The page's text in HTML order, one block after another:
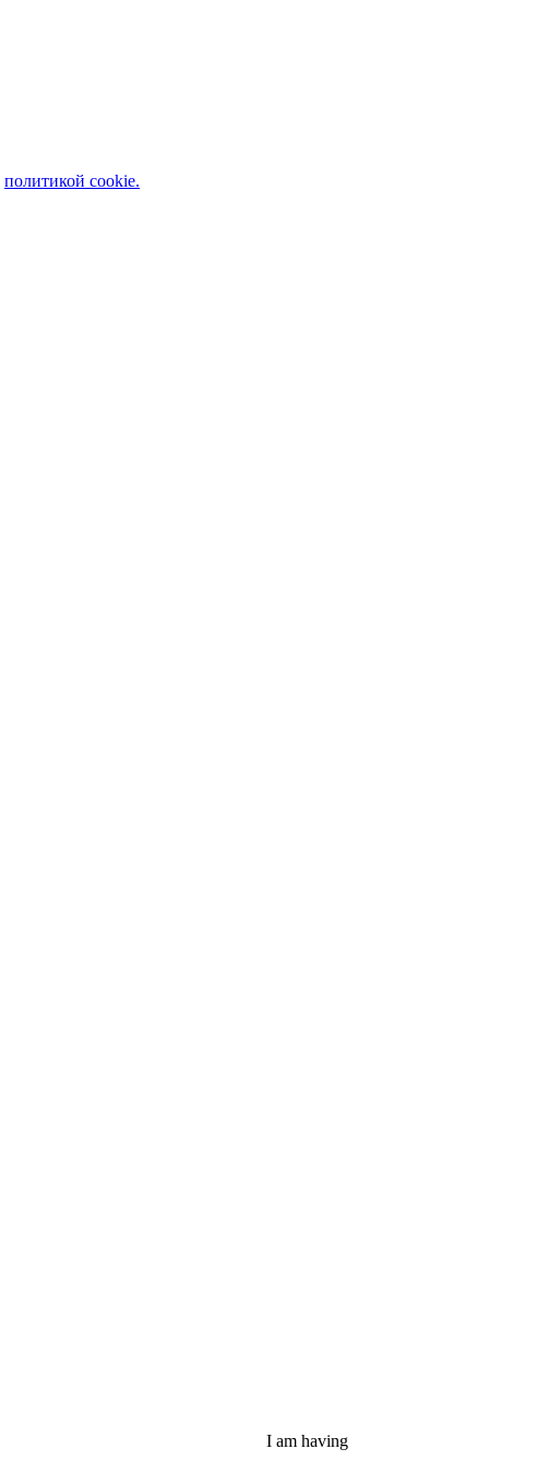
политикой cookie.
I am having